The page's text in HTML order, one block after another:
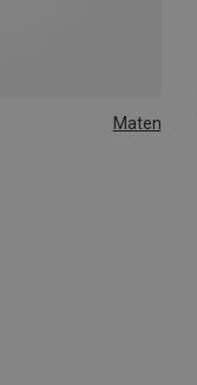
Maten